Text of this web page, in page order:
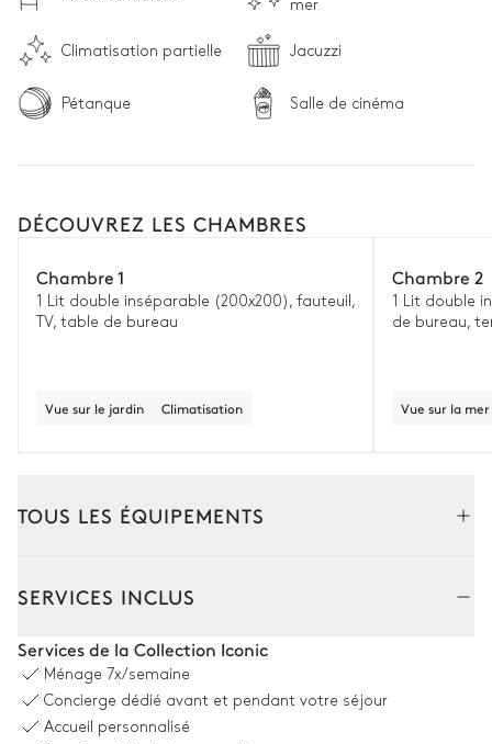
mer
Climatisation partielle Jacuzzi
Pétanque Salle de cinéma
DÉCOUVREZ LES CHAMBRES
Chambre 1
1 Lit double inséparable (200x200), fauteuil,
TV, table de bureau
Vue sur le jardin Climatisation
Chambre 2
1 Lit double
de bureau,
Vue sur la mer
TOUS LES ÉQUIPEMENTS
Vue sur le jardin
Table
SERVICES INCLUS
Services de la Collection Iconic
Ménage 7x/semaine
Concierge dédié avant et pendant votre séjour
Accueil personnalisé